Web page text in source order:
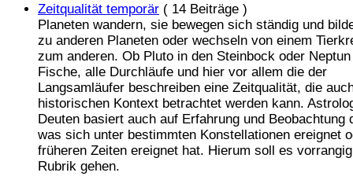
Zeitqualität temporär ( 14 Beiträge )
Planeten wandern, sie bewegen sich ständig und
zu anderen Planeten oder wechseln von einem
zum anderen. Ob Pluto in den Steinbock oder
Fische, alle Durchläufe und hier vor allem die der
Langsamläufer beschreiben eine Zeitqualität, die
historischen Kontext betrachtet werden kann.
Deuten basiert auch auf Erfahrung und Beobachtung
was sich unter bestimmten Konstellationen ereignet
früheren Zeiten ereignet hat. Hierum soll es
Rubrik gehen.